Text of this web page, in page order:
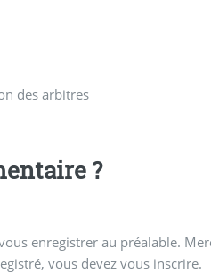
des arbitres
?
enregistrer au préalable.
vous devez vous inscrire.